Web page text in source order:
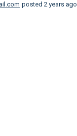
posted 2 years ago